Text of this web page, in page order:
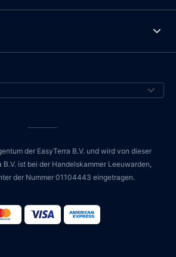
der EasyTerra B.V. und wird von dieser
ist bei der Handelskammer Leeuwarden,
der Nummer 01104443 eingetragen.